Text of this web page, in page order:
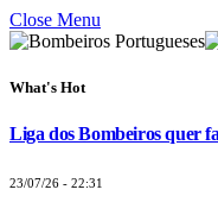
Close Menu
What's Hot
Liga dos Bombeiros quer
23/07/26 - 22:31